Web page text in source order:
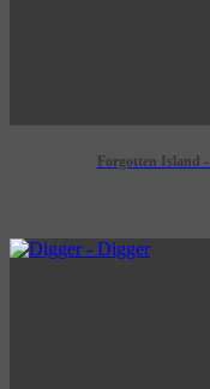
Forgotten